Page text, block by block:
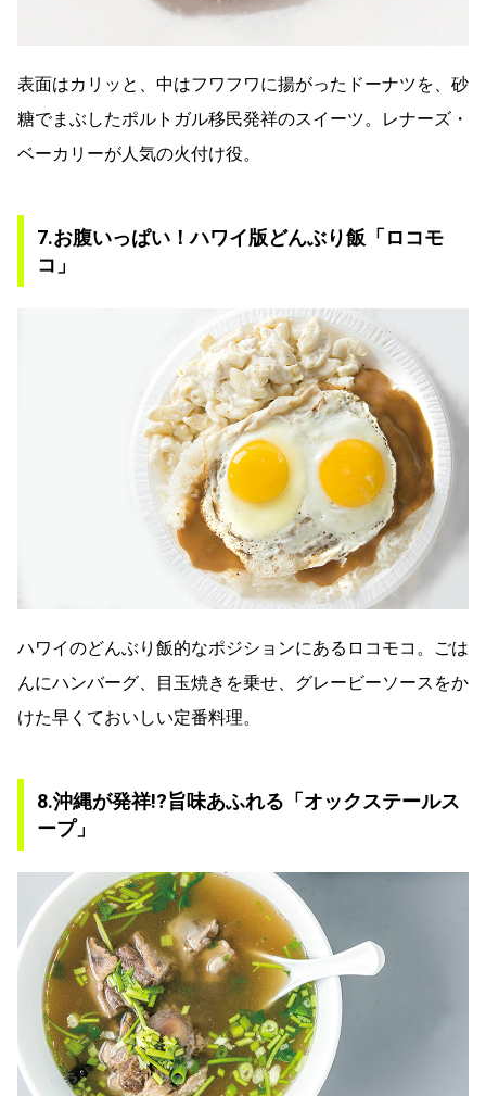
表面はカリッと、中はフワフワに揚がったドーナツを、砂
糖でまぶしたポルトガル移民発祥のスイーツ。レナーズ・
ベーカリーが人気の火付け役。
7.お腹いっぱい！ハワイ版どんぶり飯「ロコモ
コ」
ハワイのどんぶり飯的なポジションにあるロコモコ。ごは
んにハンバーグ、目玉焼きを乗せ、グレービーソースをか
けた早くておいしい定番料理。
8.沖縄が発祥!?旨味あふれる「オックステールス
ープ」